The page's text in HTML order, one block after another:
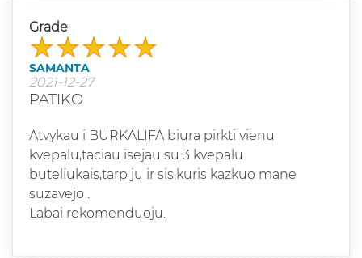
Grade
SAMANTA
2021-12-27
PATIKO
Atvykau i BURKALIFA biura pirkti vienu
kvepalu,taciau isejau su 3 kvepalu
buteliukais,tarp ju ir sis,kuris kazkuo mane
suzavejo .
Labai rekomenduoju.